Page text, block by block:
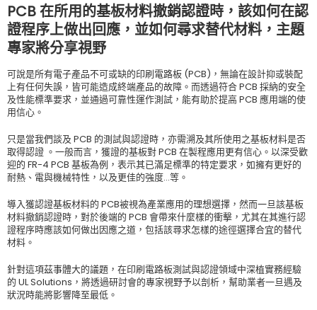
PCB 在所用的基板材料撤銷認證時，該如何在認
證程序上做出回應，並如何尋求替代材料，主題
專家將分享視野
可說是所有電子產品不可或缺的印刷電路板 (PCB)，無論在設計抑或裝配
上有任何失誤，皆可能造成終端產品的故障。而透過符合 PCB 採納的安全
及性能標準要求，並通過可靠性運作測試，能有助於提高 PCB 應用端的使
用信心。
只是當我們談及 PCB 的測試與認證時，亦需溯及其所使用之基板材料是否
取得認證 。一般而言，獲證的基板對 PCB 在製程應用更有信心。以深受歡
迎的 FR-4 PCB 基板為例，表示其已滿足標準的特定要求，如擁有更好的
耐熱、電與機械特性，以及更佳的強度…等。
導入獲認證基板材料的 PCB被視為產業應用的理想選擇，然而一旦該基板
材料撤銷認證時，對於後端的 PCB 會帶來什麼樣的衝擊，尤其在其進行認
證程序時應該如何做出因應之道，包括該尋求怎樣的途徑選擇合宜的替代
材料。
針對這項茲事體大的議題，在印刷電路板測試與認證領域中深植實務經驗
的 UL Solutions，將透過研討會的專家視野予以剖析，幫助業者一旦遇及
狀況時能將影響降至最低。